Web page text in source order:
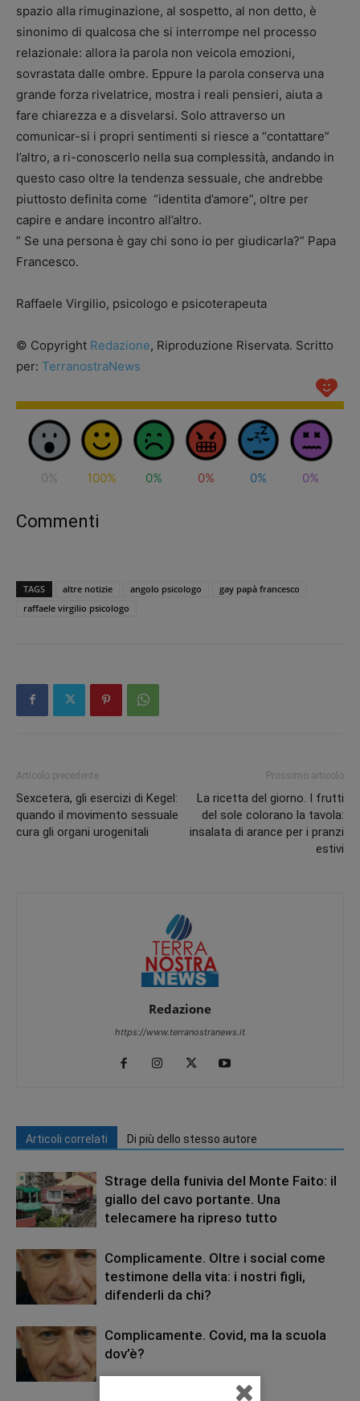
spazio alla rimuginazione, al sospetto, al non detto, è
sinonimo di qualcosa che si interrompe nel processo
relazionale: allora la parola non veicola emozioni,
sovrastata dalle ombre. Eppure la parola conserva una
grande forza rivelatrice, mostra i reali pensieri, aiuta a
fare chiarezza e a disvelarsi. Solo attraverso un
comunicar-si i propri sentimenti si riesce a “contattare”
l’altro, a ri-conoscerlo nella sua complessità, andando in
questo caso oltre Ia tendenza sessuale, che andrebbe
piuttosto definita come “identita d’amore”, oltre per
capire e andare incontro all’altro.
” Se una persona è gay chi sono io per giudicarla?” Papa
Francesco.
Raffaele Virgilio, psicologo e psicoterapeuta
© Copyright Redazione, Riproduzione Riservata. Scritto
per: TerranostraNews
0% 100% 0% 0% 0% 0%
Commenti
TAGS altre notizie angolo psicologo
gay papà francesco
raffaele virgilio psicologo
Articolo precedente
Sexcetera, gli esercizi di Kegel:
quando il movimento sessuale
cura gli organi urogenitali
Prossimo articolo
La ricetta del giorno. I frutti
del sole colorano la tavola:
insalata di arance per i pranzi
estivi
Redazione
https://www.terranostranews.it
Articoli correlati Di più dello stesso autore
Strage della funivia del Monte Faito: il
giallo del cavo portante. Una
telecamere ha ripreso tutto
Complicamente. Oltre i social come
testimone della vita: i nostri figli,
difenderli da chi?
Complicamente. Covid, ma la scuola
dov’è?